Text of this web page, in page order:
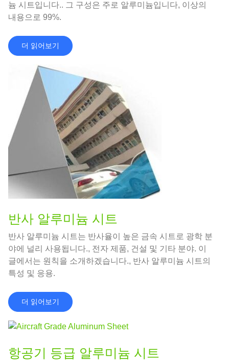
늄 시트입니다.. 그 구성은 주로 알루미늄입니다, 이상의
내용으로 99%.
더 읽어보기
반사 알루미늄 시트
반사 알루미늄 시트는 반사율이 높은 금속 시트로 광학 분
야에 널리 사용됩니다., 전자 제품, 건설 및 기타 분야. 이
글에서는 원칙을 소개하겠습니다., 반사 알루미늄 시트의
특성 및 응용.
더 읽어보기
항공기 등급 알루미늄 시트